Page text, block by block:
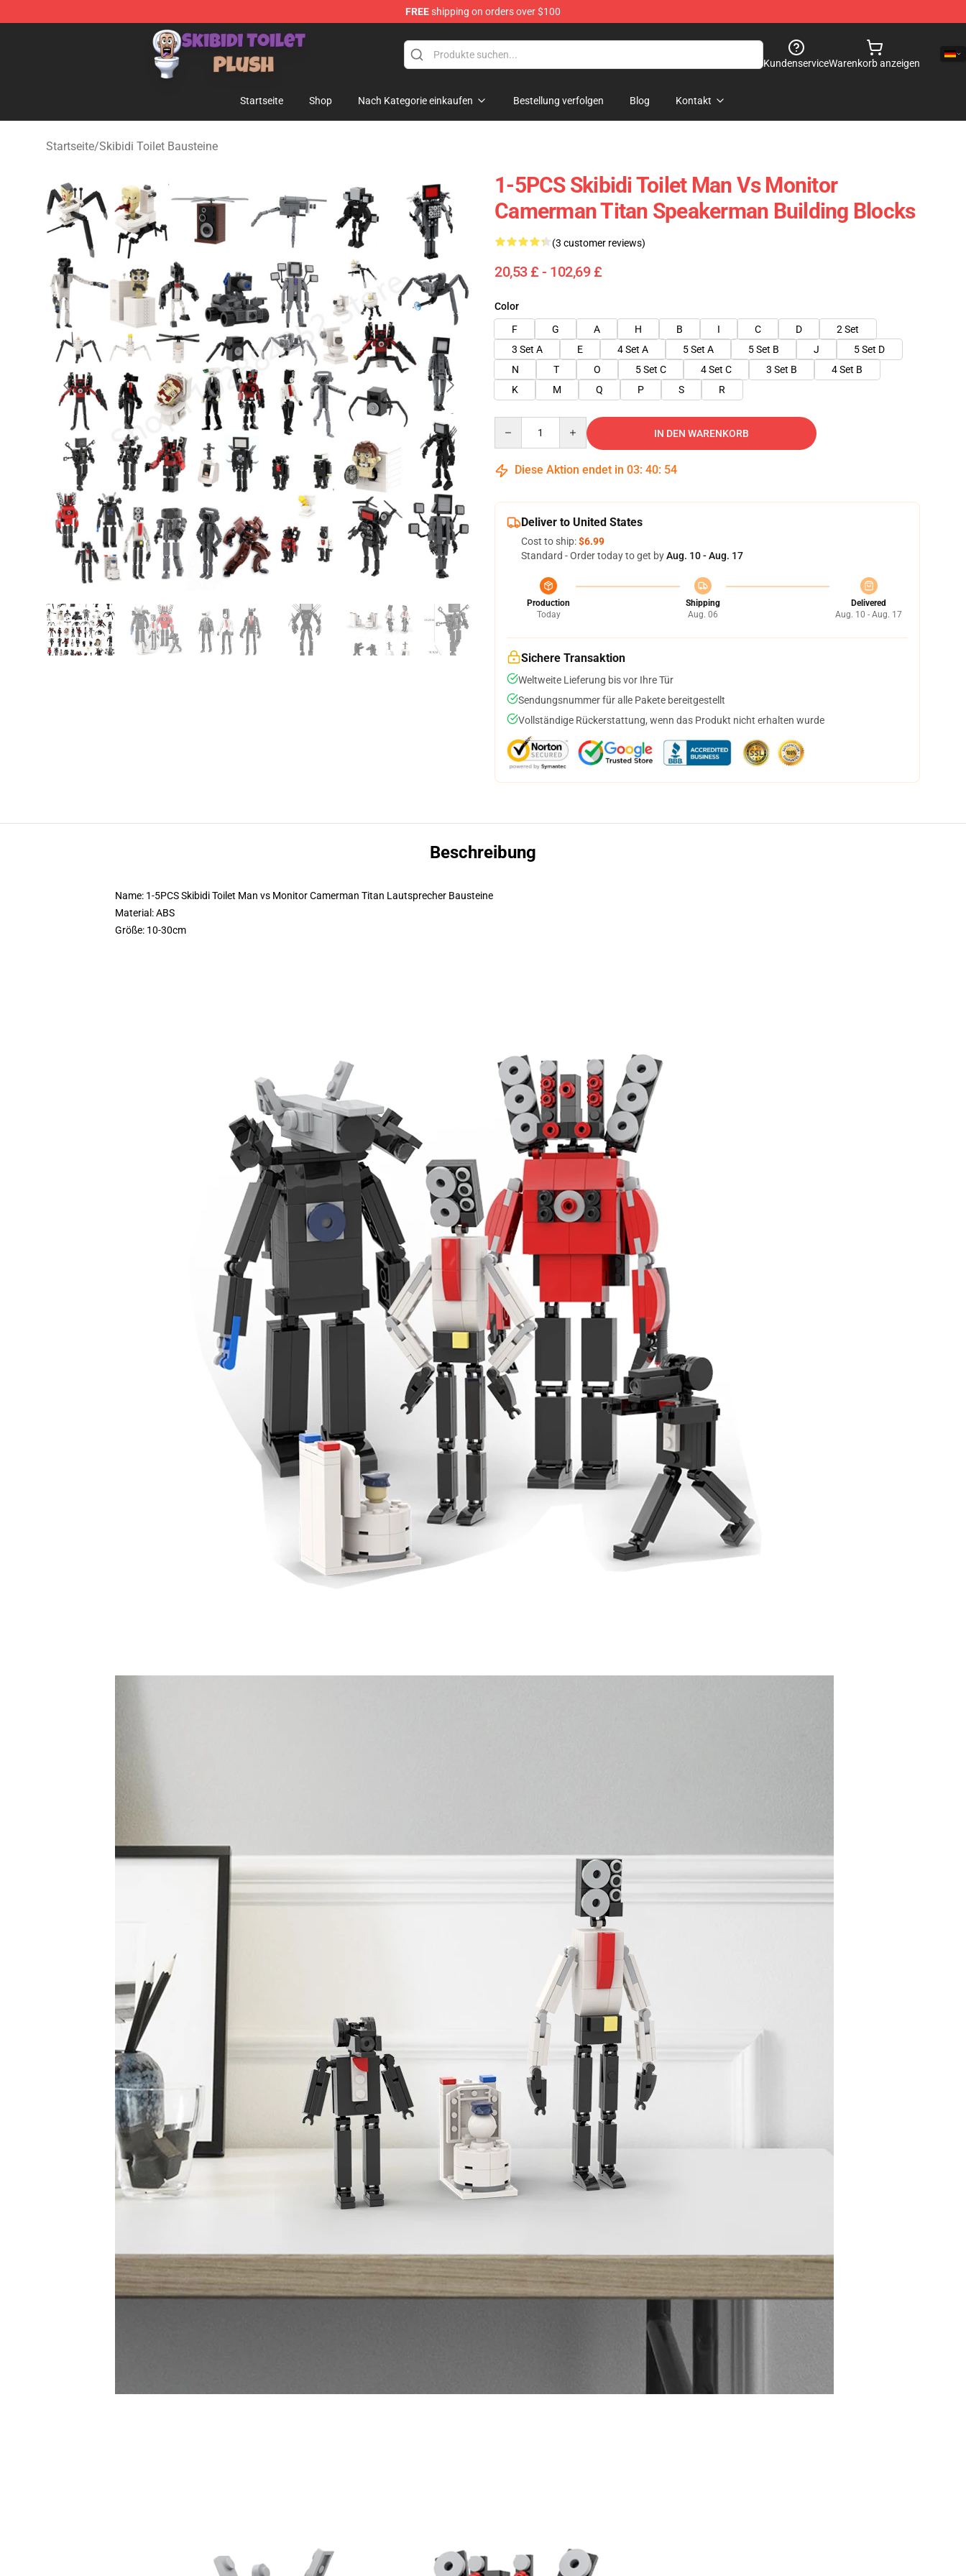
FREEshipping on orders over $100
Skibidi Toilet Plush Shop - Official Skibidi Toilet Plush Store
KundenserviceWarenkorb anzeigen
Startseite Shop Nach Kategorie einkaufen Bestellung verfolgen Blog Kontakt
Startseite/Skibidi Toilet Bausteine
1-5PCS Skibidi Toilet Man Vs Monitor
Camerman Titan Speakerman Building Blocks
(3 customer reviews)
20,53 £ - 102,69 £
Color
F
G A H B I C D
2 Set
3 Set A
E 4 Set A 5 Set A 5 Set B J
5 Set D
N
T O 5 Set C 4 Set C 3 Set B
4 Set B
K
M Q P S R
IN DEN WARENKORB
Diese Aktion endet in 03: 40: 53
Deliver to United States
Cost to ship:$6.99
Standard - Order today to get byAug. 10 - Aug. 17
Production
Today
Shipping
Aug. 06
Delivered
Aug. 10 - Aug. 17
Sichere Transaktion
Weltweite Lieferung bis vor Ihre Tür
Sendungsnummer für alle Pakete bereitgestellt
Vollständige Rückerstattung, wenn das Produkt nicht erhalten wurde
Beschreibung
Name: 1-5PCS Skibidi Toilet Man vs Monitor Camerman Titan Lautsprecher Bausteine
Material: ABS
Größe: 10-30cm